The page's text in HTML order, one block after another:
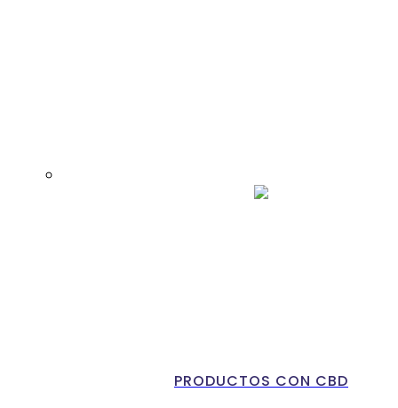
PRODUCTOS CON CBD